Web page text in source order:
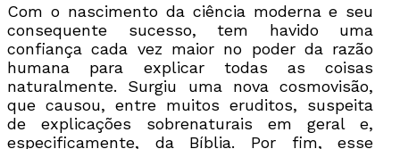
Com o nascimento da ciência moderna e seu
consequente sucesso, tem havido uma
confiança cada vez maior no poder da razão
humana para explicar todas as coisas
naturalmente. Surgiu uma nova cosmovisão,
que causou, entre muitos eruditos, suspeita
de explicações sobrenaturais em geral e,
especificamente, da Bíblia. Por fim, esse